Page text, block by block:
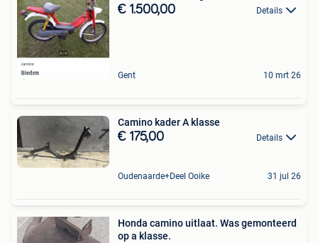
€ 1.500,00 Details
Gent 10 mrt 26
Camino kader A klasse
€ 175,00 Details
Oudenaarde+Deel Ooike 31 jul 26
Honda camino uitlaat. Was gemonteerd
op a klasse.